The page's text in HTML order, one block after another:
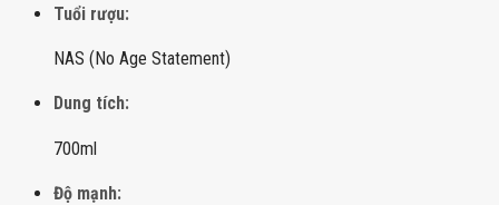
Tuổi rượu:
NAS (No Age Statement)
Dung tích:
700ml
Độ mạnh: